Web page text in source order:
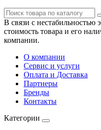
В связи с нестабильностью
стоимость товара и его
компании.
О компании
Сервис и услуги
Оплата и Доставка
Партнеры
Бренды
Контакты
Категории